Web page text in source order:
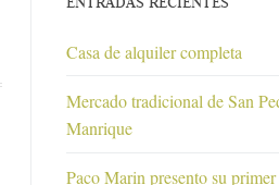
Casa de alquiler completa
Mercado tradicional de San
Manrique
Paco Marin presento su